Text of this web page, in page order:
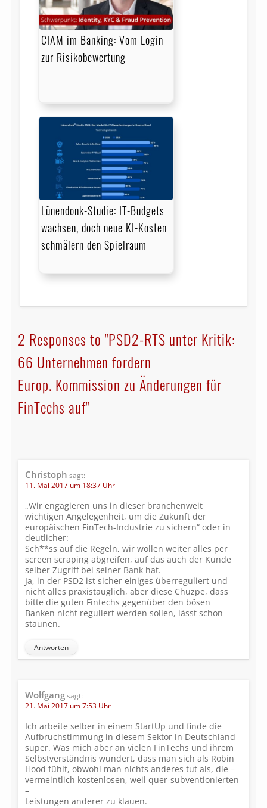
CIAM im Banking: Vom Login
zur Risikobewertung
Lünendonk-Studie: IT-Budgets
wachsen, doch neue KI-Kosten
schmälern den Spielraum
2 Responses to "PSD2-RTS unter Kritik:
66 Unternehmen fordern
Europ. Kommission zu Änderungen für
FinTechs auf"
Christoph sagt:
11. Mai 2017 um 18:37 Uhr
„Wir engagieren uns in dieser branchenweit
wichtigen Angelegenheit, um die Zukunft der
europäischen FinTech-Industrie zu sichern“ oder in
deutlicher:
Sch**ss auf die Regeln, wir wollen weiter alles per
screen scraping abgreifen, auf das auch der Kunde
selber Zugriff bei seiner Bank hat.
Ja, in der PSD2 ist sicher einiges überreguliert und
nicht alles praxistauglich, aber diese Chuzpe, dass
bitte die guten Fintechs gegenüber den bösen
Banken nicht reguliert werden sollen, lässt schon
staunen.
Antworten
Wolfgangsagt:
21. Mai 2017 um 7:53 Uhr
Ich arbeite selber in einem StartUp und finde die
Aufbruchstimmung in diesem Sektor in Deutschland
super. Was mich aber an vielen FinTechs und ihrem
Selbstverständnis wundert, dass man sich als Robin
Hood fühlt, obwohl man nichts anderes tut als, die –
vermeintlich kostenlosen, weil quer-subventionierten
–
Leistungen anderer zu klauen.